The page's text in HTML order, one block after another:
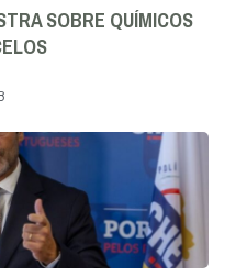
SOBRE QUÍMICOS